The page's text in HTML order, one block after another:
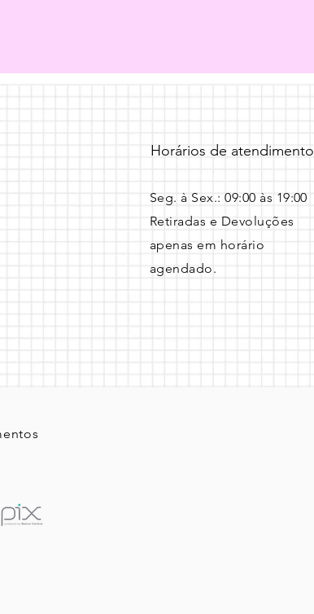
Horários de atendimento
Seg. à Sex.: 09:00 às 19:00 ​
Retiradas e Devoluções
apenas em horário
agendado.